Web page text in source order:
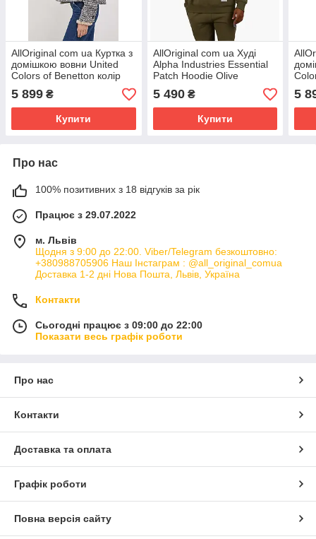
AllOriginal com ua Куртка з
домішкою вовни United
Colors of Benetton колір
чорний перехідна
РОЗМІРИ ЗАПИТУЙТЕ
5 899 ₴
Купити
AllOriginal com ua Худі
Alpha Industries Essential
Patch Hoodie Olive
MSA53500C1-GRN
РОЗМІРИ ЗАПИТУЙТЕ
5 490₴
Купити
5
Про нас
100% позитивних з 18 відгуків за рік
Працює з 29.07.2022
м. Львів
Щодня з 9:00 до 22:00. Viber/Telegram безкоштовно:
+380988705906 Наш Інстаграм : @all_original_comua
Доставка 1-2 дні Нова Пошта, Львів, Україна
Контакти
Сьогодні працює з 09:00 до 22:00
Показати весь графік роботи
Про нас
Контакти
Доставка та оплата
Графік роботи
Повна версія сайту